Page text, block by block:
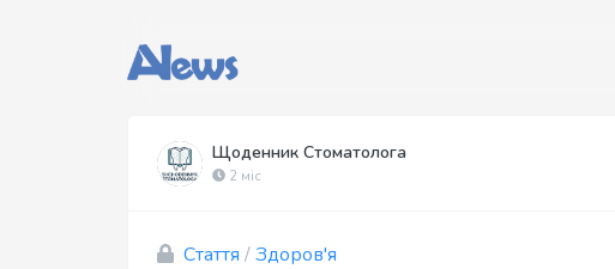
Щоденник Стоматолога
2 міс
Стаття /Здоров'я